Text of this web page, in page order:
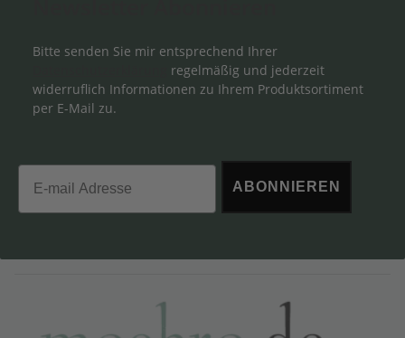
Bitte senden Sie mir entsprechend Ihrer
regelmäßig und jederzeit
widerruflich Informationen zu Ihrem Produktsortiment
per E-Mail zu.
Email
ABONNIEREN